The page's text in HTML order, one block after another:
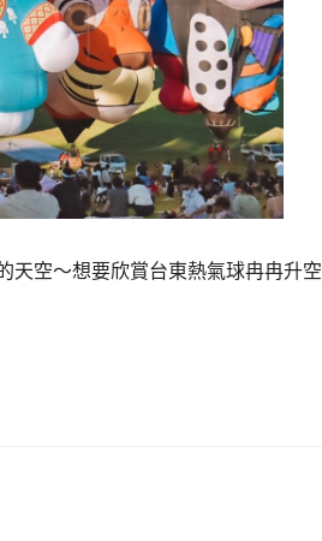
天空～想要欣賞台東熱氣球冉冉升空